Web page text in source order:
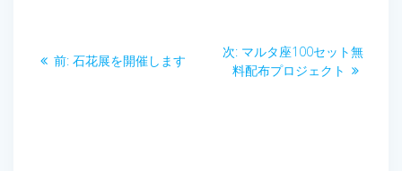
前: 前
石花展を開催します
次: 次
の
マルタ座100セット無
料配布プロジェクト